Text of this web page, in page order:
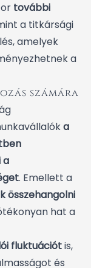
további
a titkársági
amelyek
a
számára
a
a
. Emellett a
összehangolni
hat a
fluktuációtis,
és